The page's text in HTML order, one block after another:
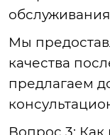
Мы
качества
предлагаем